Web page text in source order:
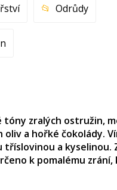
Odrůdy
tóny zralých ostružin,
a hořké čokolády.
tříslovinou a kyselinou.
k pomalému zrání,